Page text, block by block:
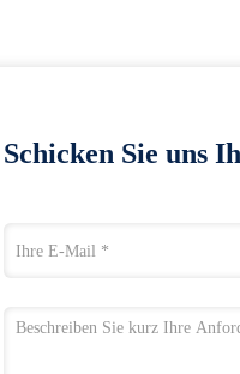
Schicken Sie uns